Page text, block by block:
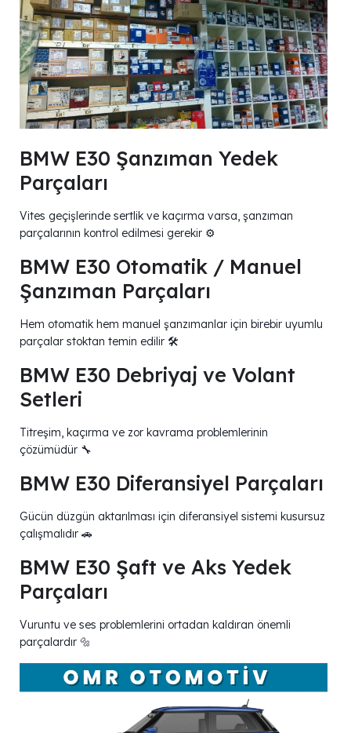
BMW E30 Şanzıman Yedek
Parçaları
Vites geçişlerinde sertlik ve kaçırma varsa, şanzıman
parçalarının kontrol edilmesi gerekir ⚙️
BMW E30 Otomatik / Manuel
Şanzıman Parçaları
Hem otomatik hem manuel şanzımanlar için birebir uyumlu
parçalar stoktan temin edilir 🛠️
BMW E30 Debriyaj ve Volant
Setleri
Titreşim, kaçırma ve zor kavrama problemlerinin
çözümüdür 🔧
BMW E30 Diferansiyel Parçaları
Gücün düzgün aktarılması için diferansiyel sistemi kusursuz
çalışmalıdır 🚗
BMW E30 Şaft ve Aks Yedek
Parçaları
Vuruntu ve ses problemlerini ortadan kaldıran önemli
parçalardır 🔩